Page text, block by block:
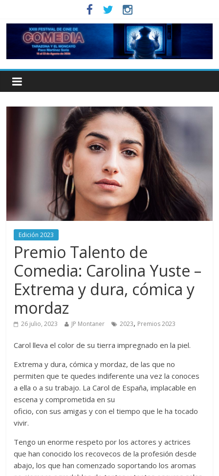
Edición 2023
Premio Talento de
Comedia: Carolina Yuste –
Extrema y dura, cómica y
mordaz
26 julio, 2023 JP Montaner 2023, Premios 2023
Carol lleva el color de su tierra impregnado en la piel.
Extrema y dura, cómica y mordaz, de las que no
permiten que te quedes indiferente una vez la conoces
a ella o a su trabajo. La Carol de España, implacable en
escena y comprometida en su
oficio, con sus amigas y con el tiempo que le ha tocado
vivir.
Tengo un enorme respeto por los actores y actrices
que han conocido los recovecos de la profesión desde
abajo, los que han comenzado soportando los aromas